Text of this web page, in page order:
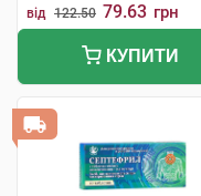
від 122.50 79.63 грн
КУПИТИ